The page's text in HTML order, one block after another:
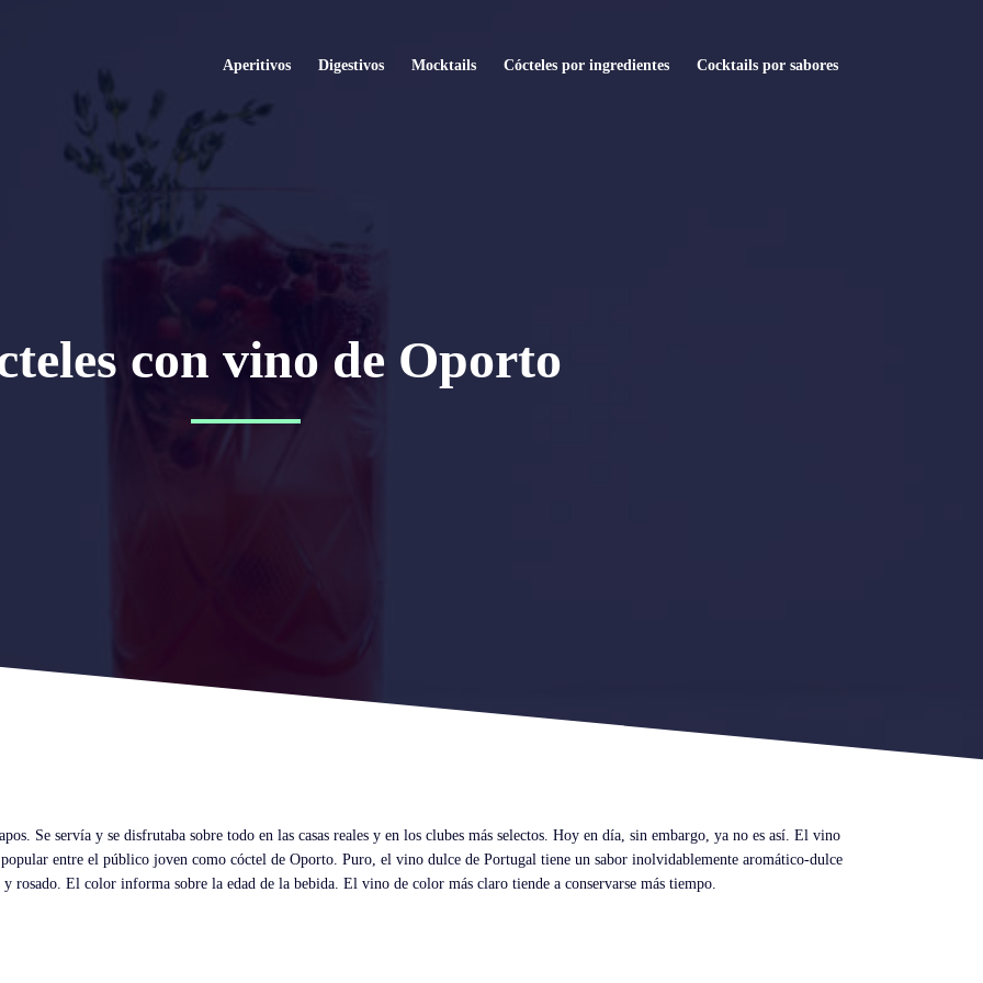
Aperitivos Digestivos Mocktails Cócteles por ingredientes Cocktails por sabores
con vino de Oporto
Se servía y se disfrutaba sobre todo en las casas reales y en los clubes más selectos. Hoy en día, sin embargo, ya no es así. El vino
entre el público joven como cóctel de Oporto. Puro, el vino dulce de Portugal tiene un sabor inolvidablemente aromático-dulce
rosado. El color informa sobre la edad de la bebida. El vino de color más claro tiende a conservarse más tiempo.